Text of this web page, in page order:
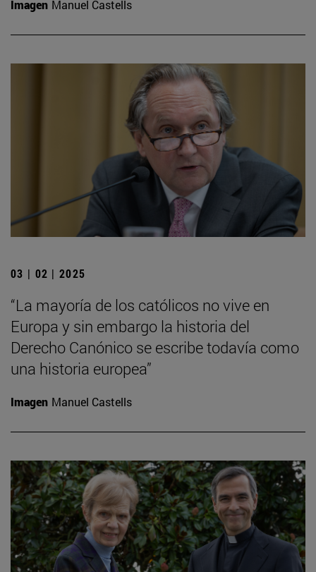
Imagen Manuel Castells
03 | 02 | 2025
“La mayoría de los católicos no vive en
Europa y sin embargo la historia del
Derecho Canónico se escribe todavía como
una historia europea”
Imagen Manuel Castells